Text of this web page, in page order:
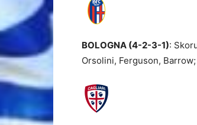
BOLOGNA (4-2-3-1):
Orsolini, Ferguson,